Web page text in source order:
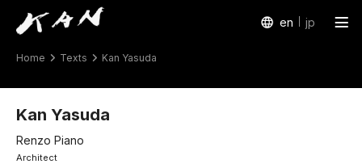
en jp
Works
Arte Piazza Bibai
Home Texts Kan Yasuda
Kan Yasuda
Renzo Piano
Architect